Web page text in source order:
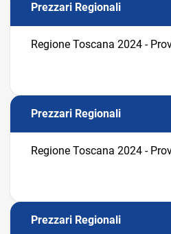
Prezzari Regionali
Regione Toscana 2024 -
Prezzari Regionali
Regione Toscana 2024 -
Prezzari Regionali